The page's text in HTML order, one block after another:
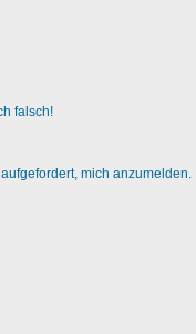
falsch!
mich anzumelden.